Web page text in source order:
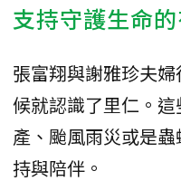
支持守護生命
張富翔與謝雅珍夫
候就認識了里仁。
產、颱風雨災或是
持與陪伴。